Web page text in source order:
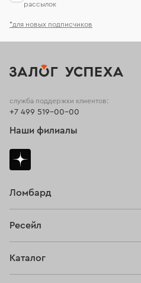
*для новых подписчиков
рассылок
Ломбард
Тарифы
Ресейл
Каталог
служба поддержки клиентов:
+7 499 519-00-00
Наши филиалы